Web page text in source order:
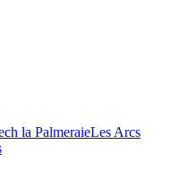
la PalmeraieLes Arcs